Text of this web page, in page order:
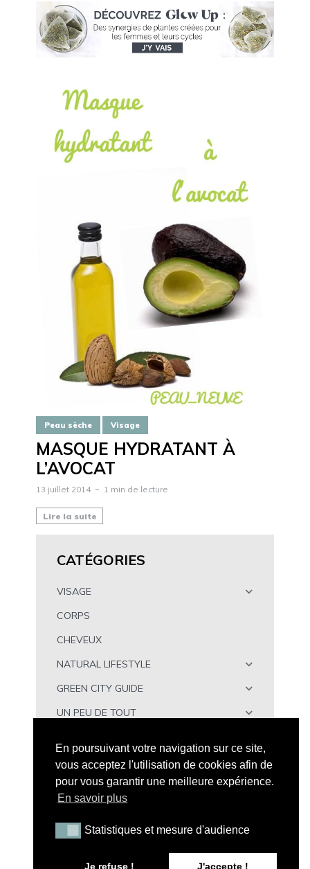
Peau sèche Visage
MASQUE HYDRATANT À
L’AVOCAT
13 juillet 2014 1 min de lecture
Lire la suite
CATÉGORIES
VISAGE
CORPS
CHEVEUX
NATURAL LIFESTYLE
GREEN CITY GUIDE
UN PEU DE TOUT
CGV|A propos de Peau Neuve |Politique de
En poursuivant votre navigation sur ce site,
vous acceptez l'utilisation de cookies afin de
pour vous garantir une meilleure expérience.
En savoir plus
Statistiques et mesure d'audience
Statistiques et mesure d'audience
Je refuse ! J'accepte !